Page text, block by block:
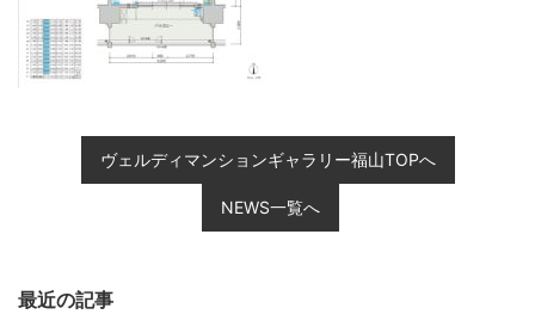
ヴェルディマンションギャラリー福山TOPへ
NEWS一覧へ
最近の記事